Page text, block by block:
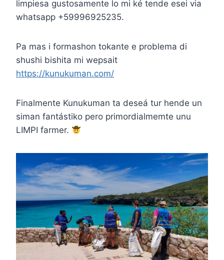
limpiesa gustosamente lo mi ké tende esei via
whatsapp +59996925235.
Pa mas i formashon tokante e problema di
shushi bishita mi wepsait
https://kunukuman.com/
Finalmente Kunukuman ta deseá tur hende un
siman fantástiko pero primordialmemte unu
LIMPI farmer.